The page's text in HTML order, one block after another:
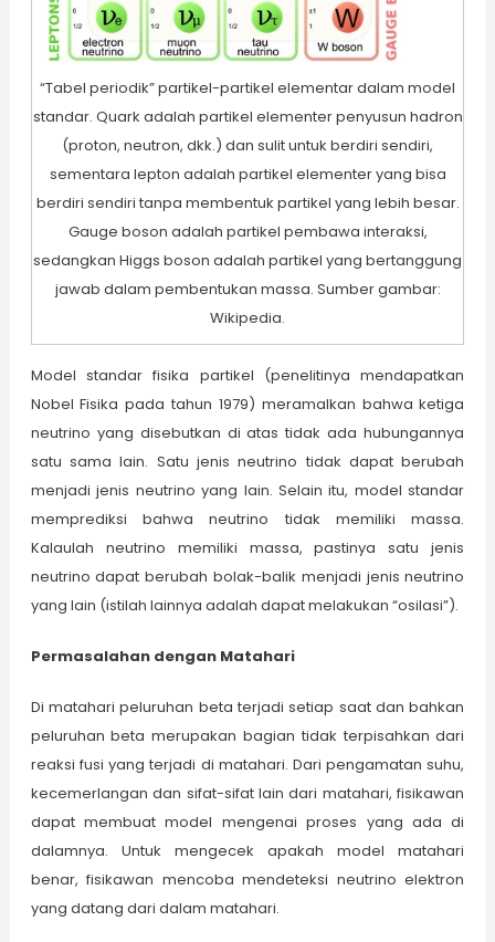
“Tabel periodik” partikel-partikel elementar dalam model
standar. Quark adalah partikel elementer penyusun hadron
(proton, neutron, dkk.) dan sulit untuk berdiri sendiri,
sementara lepton adalah partikel elementer yang bisa
berdiri sendiri tanpa membentuk partikel yang lebih besar.
Gauge boson adalah partikel pembawa interaksi,
sedangkan Higgs boson adalah partikel yang bertanggung
jawab dalam pembentukan massa. Sumber gambar:
Wikipedia.
Model standar fisika partikel (penelitinya mendapatkan
Nobel Fisika pada tahun 1979) meramalkan bahwa ketiga
neutrino yang disebutkan di atas tidak ada hubungannya
satu sama lain. Satu jenis neutrino tidak dapat berubah
menjadi jenis neutrino yang lain. Selain itu, model standar
memprediksi bahwa neutrino tidak memiliki massa.
Kalaulah neutrino memiliki massa, pastinya satu jenis
neutrino dapat berubah bolak-balik menjadi jenis neutrino
yang lain (istilah lainnya adalah dapat melakukan “osilasi”).
Permasalahan dengan Matahari
Di matahari peluruhan beta terjadi setiap saat dan bahkan
peluruhan beta merupakan bagian tidak terpisahkan dari
reaksi fusi yang terjadi di matahari. Dari pengamatan suhu,
kecemerlangan dan sifat-sifat lain dari matahari, fisikawan
dapat membuat model mengenai proses yang ada di
dalamnya. Untuk mengecek apakah model matahari
benar, fisikawan mencoba mendeteksi neutrino elektron
yang datang dari dalam matahari.